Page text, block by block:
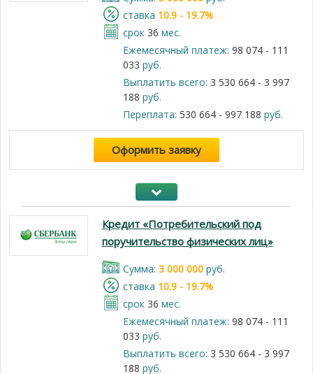
cтавка 10.9 - 19.7%
срок 36 мес.
Ежемесячный платеж: 98 074 - 111
033 руб.
Выплатить всего: 3 530 664 - 3 997
188 руб.
Переплата: 530 664 - 997 188 руб.
Оформить заявку
Кредит «Потребительский под
поручительство физических лиц»
Cумма: 3 000 000руб.
cтавка 10.9 - 19.7%
срок 36 мес.
Ежемесячный платеж: 98 074 - 111
033 руб.
Выплатить всего: 3 530 664 - 3 997
188 руб.